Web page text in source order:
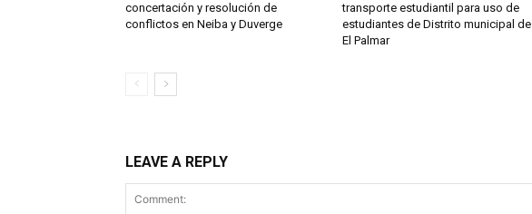
concertación y resolución de
conflictos en Neiba y Duverge
transporte estudiantil para uso de
estudiantes de Distrito municipal de
El Palmar
LEAVE A REPLY